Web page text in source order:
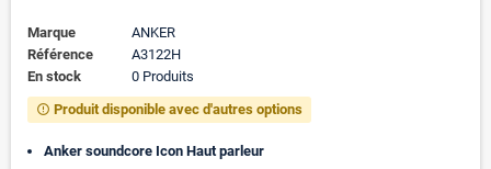
Marque
ANKER
Référence
A3122H
En stock
0 Produits
error_outline Produit disponible avec d'autres options
Anker soundcore Icon Haut parleur